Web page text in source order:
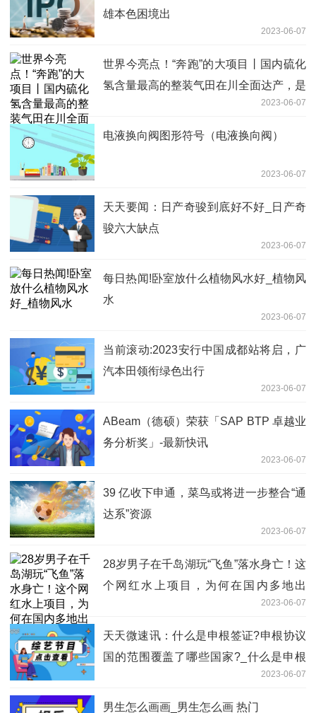
雄本色困境出
2023-06-07
世界今亮点！“奔跑”的大项目丨国内硫化
氢含量最高的整装气田在川全面达产，是
2023-06-07
电液换向阀图形符号（电液换向阀）
2023-06-07
天天要闻：日产奇骏到底好不好_日产奇
骏六大缺点
2023-06-07
每日热闻!卧室放什么植物风水好_植物风
水
2023-06-07
当前滚动:2023安行中国成都站将启，广
汽本田领衔绿色出行
2023-06-07
ABeam（德硕）荣获「SAP BTP 卓越业
务分析奖」-最新快讯
2023-06-07
39 亿收下申通，菜鸟或将进一步整合“通
达系”资源
2023-06-07
28岁男子在千岛湖玩“飞鱼”落水身亡！这
个网红水上项目，为何在国内多地出
2023-06-07
天天微速讯：什么是申根签证?申根协议
国的范围覆盖了哪些国家?_什么是申根
2023-06-07
男生怎么画画_男生怎么画 热门